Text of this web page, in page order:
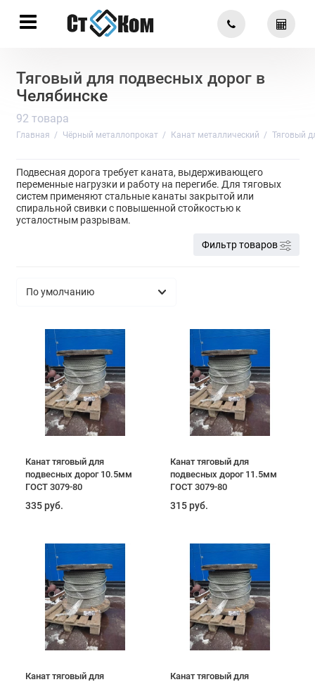
Тяговый для подвесных дорог в
Челябинске
92 товара
Главная Чёрный металлопрокат Канат металлический Тяговый
Подвесная дорога требует каната, выдерживающего
переменные нагрузки и работу на перегибе. Для тяговых
систем применяют стальные канаты закрытой или
спиральной свивки с повышенной стойкостью к
усталостным разрывам.
Фильтр товаров
Канат тяговый для
подвесных дорог 10.5мм
ГОСТ 3079-80
335 руб.
Канат тяговый для
подвесных дорог 11.5мм
ГОСТ 3079-80
315 руб.
Канат тяговый для
Канат тяговый для